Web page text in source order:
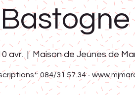
Bastogne
avr.
  |
Maison de Jeunes de
084/31.57.34 -